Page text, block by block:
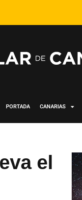
PORTADA CANARIAS
el